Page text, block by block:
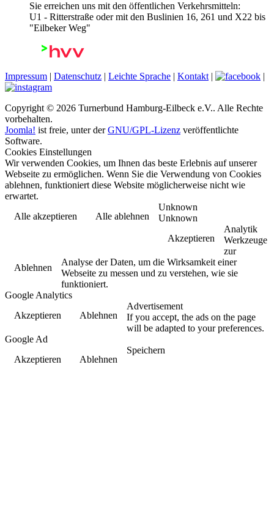
Sie erreichen uns mit den öffentlichen Verkehrsmitteln:
U1 - Ritterstraße oder mit den Buslinien 16, 261 und X22 bis
"Eilbeker Weg"
Impressum | Datenschutz | Leichte Sprache | Kontakt | |
Copyright © 2026 Turnerbund Hamburg-Eilbeck e.V.. Alle Rechte
vorbehalten.
Joomla! ist freie, unter derGNU/GPL-Lizenz veröffentlichte
Software.
Cookies Einstellungen
Wir verwenden Cookies, um Ihnen das beste Erlebnis auf unserer
Webseite zu ermöglichen. Wenn Sie die Verwendung von Cookies
ablehnen, funktioniert diese Website möglicherweise nicht wie
erwartet.
Alle akzeptieren
Alle ablehnen
Unknown
Unknown
Akzeptieren
Ablehnen
Analytik
Werkzeuge
zur
Analyse der Daten, um die Wirksamkeit einer
Webseite zu messen und zu verstehen, wie sie
funktioniert.
Google Analytics
Akzeptieren
Ablehnen
Advertisement
If you accept, the ads on the page
will be adapted to your preferences.
Google Ad
Akzeptieren
Ablehnen
Speichern